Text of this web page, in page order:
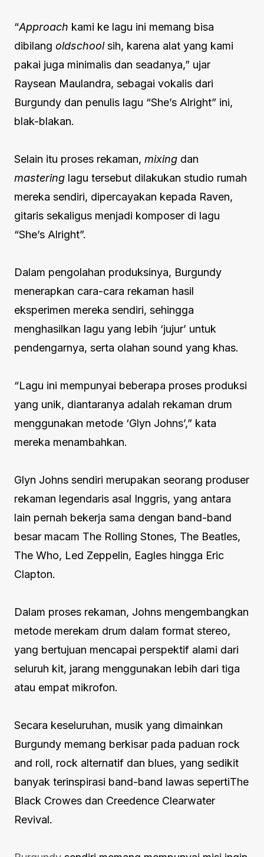
“Approach kami ke lagu ini memang bisa
dibilang oldschoolsih, karena alat yang kami
pakai juga minimalis dan seadanya,” ujar
Raysean Maulandra, sebagai vokalis dari
Burgundy dan penulis lagu “She’s Alright” ini,
blak-blakan.
Selain itu proses rekaman, mixing dan
mastering lagu tersebut dilakukan studio rumah
mereka sendiri, dipercayakan kepada Raven,
gitaris sekaligus menjadi komposer di lagu
“She’s Alright”.
Dalam pengolahan produksinya, Burgundy
menerapkan cara-cara rekaman hasil
eksperimen mereka sendiri, sehingga
menghasilkan lagu yang lebih ‘jujur’ untuk
pendengarnya, serta olahan sound yang khas.
“Lagu ini mempunyai beberapa proses produksi
yang unik, diantaranya adalah rekaman drum
menggunakan metode ‘Glyn Johns’,” kata
mereka menambahkan.
Glyn Johns sendiri merupakan seorang produser
rekaman legendaris asal Inggris, yang antara
lain pernah bekerja sama dengan band-band
besar macam The Rolling Stones, The Beatles,
The Who, Led Zeppelin, Eagles hingga Eric
Clapton.
Dalam proses rekaman, Johns mengembangkan
metode merekam drum dalam format stereo,
yang bertujuan mencapai perspektif alami dari
seluruh kit, jarang menggunakan lebih dari tiga
atau empat mikrofon.
Secara keseluruhan, musik yang dimainkan
Burgundy memang berkisar pada paduan rock
and roll, rock alternatif dan blues, yang sedikit
banyak terinspirasi band-band lawas sepertiThe
Black Crowes dan Creedence Clearwater
Revival.